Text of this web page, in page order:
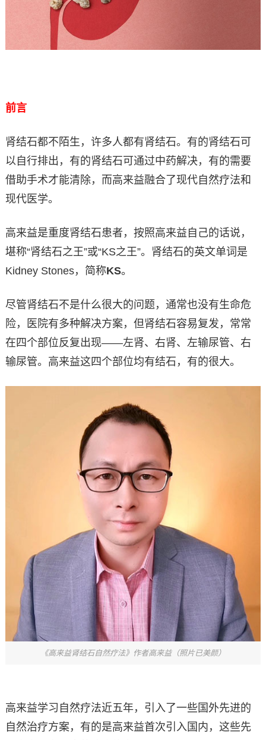
前言
肾结石都不陌生，许多人都有肾结石。有的肾结石可
以自行排出，有的肾结石可通过中药解决，有的需要
借助手术才能清除，而高来益融合了现代自然疗法和
现代医学。
高来益是重度肾结石患者，按照高来益自己的话说，
堪称“肾结石之王”或“KS之王”。肾结石的英文单词是
Kidney Stones，简称KS。
尽管肾结石不是什么很大的问题，通常也没有生命危
险，医院有多种解决方案，但肾结石容易复发，常常
在四个部位反复出现——左肾、右肾、左输尿管、右
输尿管。高来益这四个部位均有结石，有的很大。
《高来益肾结石自然疗法》作者高来益（照片已美颜）
高来益学习自然疗法近五年，引入了一些国外先进的
自然治疗方案，有的是高来益首次引入国内，这些先